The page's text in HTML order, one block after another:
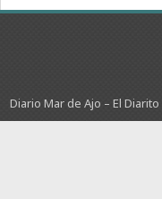
Diario Mar de Ajo – El Diarito